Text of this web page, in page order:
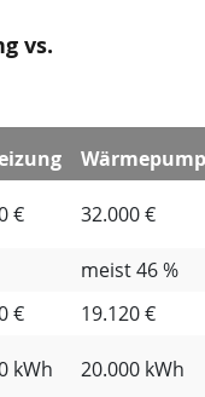
vs.
€ 32.000 €
meist 46 %
€
19.120 €
kWh 20.000 kWh